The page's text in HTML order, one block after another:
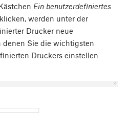
Ein benutzerdefiniertes
werden unter der
Drucker neue
denen Sie die wichtigsten
Druckers einstellen